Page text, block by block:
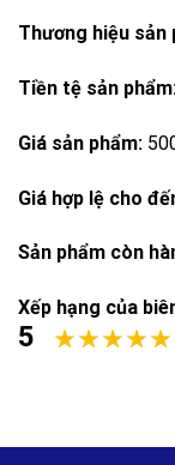
Thương hiệu sản
Tiền tệ sản
Giá sản phẩm:
Giá hợp lệ cho
Sản phẩm còn
Xếp hạng của
5